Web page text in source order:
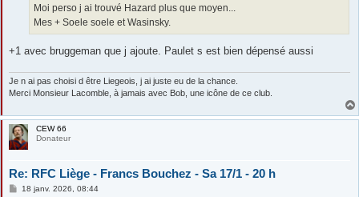
Moi perso j ai trouvé Hazard plus que moyen...
Mes + Soele soele et Wasinsky.
+1 avec bruggeman que j ajoute. Paulet s est bien dépensé aussi
Je n ai pas choisi d être Liegeois, j ai juste eu de la chance.
Merci Monsieur Lacomble, à jamais avec Bob, une icône de ce club.
CEW 66
Donateur
Re: RFC Liège - Francs Bouchez - Sa 17/1 - 20 h
M18 janv. 2026, 08:44